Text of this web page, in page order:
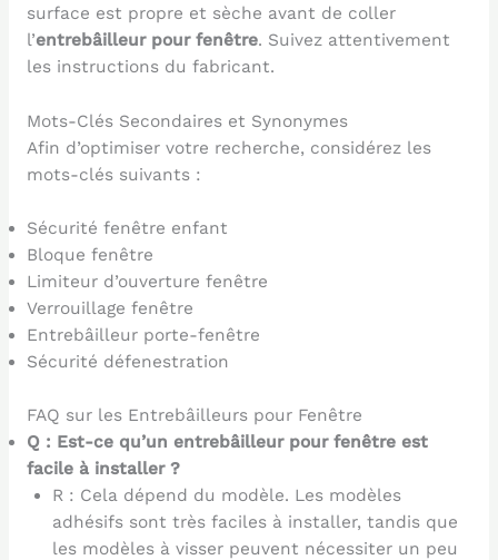
surface est propre et sèche avant de coller
l’entrebâilleur pour fenêtre. Suivez attentivement
les instructions du fabricant.
Mots-Clés Secondaires et Synonymes
Afin d’optimiser votre recherche, considérez les
mots-clés suivants :
Sécurité fenêtre enfant
Bloque fenêtre
Limiteur d’ouverture fenêtre
Verrouillage fenêtre
Entrebâilleur porte-fenêtre
Sécurité défenestration
FAQ sur les Entrebâilleurs pour Fenêtre
Q : Est-ce qu’un entrebâilleur pour fenêtre est
facile à installer ?
R : Cela dépend du modèle. Les modèles
adhésifs sont très faciles à installer, tandis que
les modèles à visser peuvent nécessiter un peu